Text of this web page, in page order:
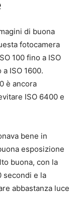
di buona
fotocamera
100 fino a ISO
ISO 1600.
è ancora
ISO 6400 e
bene in
esposizione
buona, con la
secondi e la
abbastanza luce